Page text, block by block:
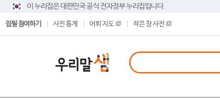
이 누리집은 대한민국 공식 전자정부 누리집입니다.
집필 참여하기 사전 통계 어휘 지도 작은 창 사전